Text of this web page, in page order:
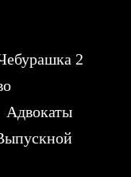
2
Адвокаты